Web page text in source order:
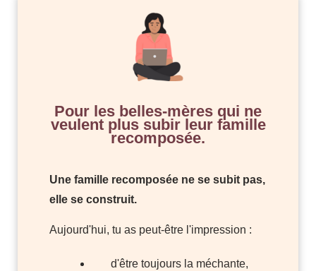
Pour les belles-mères qui ne
veulent plus subir leur famille
recomposée.
Une famille recomposée ne se subit pas,
elle se construit.
Aujourd'hui, tu as peut-être l'impression :
d'être toujours la méchante,